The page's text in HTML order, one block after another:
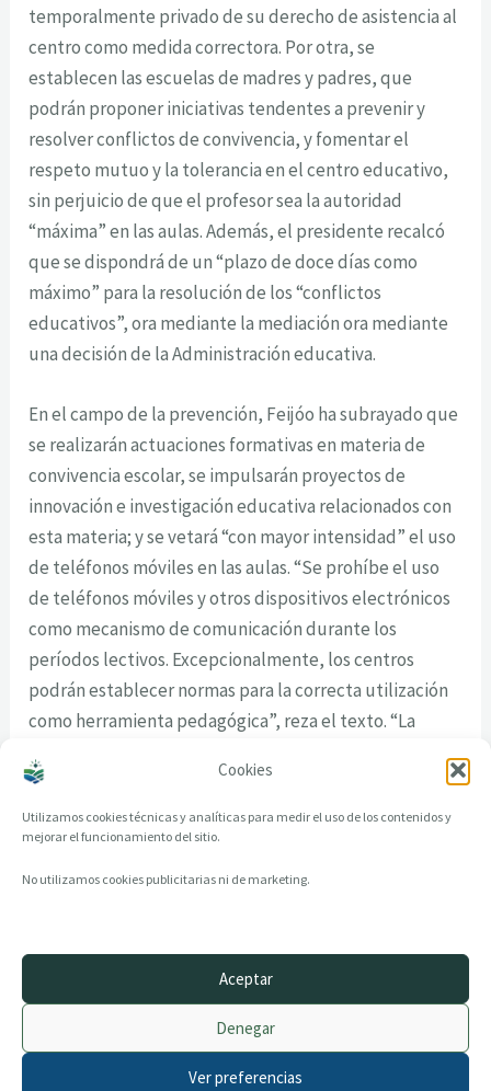
Cookies
Utilizamos cookies técnicas y analíticas para medir el uso de los contenidos y
mejorar el funcionamiento del sitio.
No utilizamos cookies publicitarias ni de marketing.
Aceptar
Denegar
Ver preferencias
temporalmente privado de su derecho de asistencia al
centro como medida correctora. Por otra, se
establecen las escuelas de madres y padres, que
podrán proponer iniciativas tendentes a prevenir y
resolver conflictos de convivencia, y fomentar el
respeto mutuo y la tolerancia en el centro educativo,
sin perjuicio de que el profesor sea la autoridad
“máxima” en las aulas. Además, el presidente recalcó
que se dispondrá de un “plazo de doce días como
máximo” para la resolución de los “conflictos
educativos”, ora mediante la mediación ora mediante
una decisión de la Administración educativa.
En el campo de la prevención, Feijóo ha subrayado que
se realizarán actuaciones formativas en materia de
convivencia escolar, se impulsarán proyectos de
innovación e investigación educativa relacionados con
esta materia; y se vetará “con mayor intensidad” el uso
de teléfonos móviles en las aulas. “Se prohíbe el uso
de teléfonos móviles y otros dispositivos electrónicos
como mecanismo de comunicación durante los
períodos lectivos. Excepcionalmente, los centros
podrán establecer normas para la correcta utilización
como herramienta pedagógica”, reza el texto. “La
© 2014–2026 creandotuprovincia.es · Todos los derechos reservados
Política de Cookies